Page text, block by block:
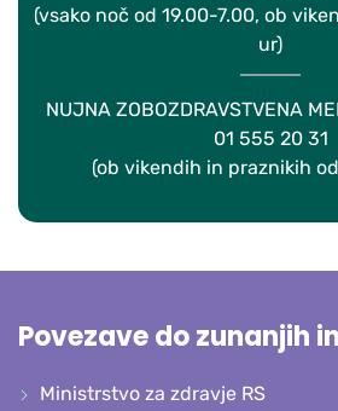
(vsako noč od 19.00-7.00, ob
ur)
NUJNA ZOBOZDRAVSTVENA
01 555 20 31
(ob vikendih in praznikih
Povezave do zunanjih
Ministrstvo za zdravje RS